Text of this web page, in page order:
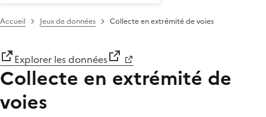
Accueil Jeux de données Collecte en extrémité de voies
Explorer les données
Collecte en extrémité de
voies